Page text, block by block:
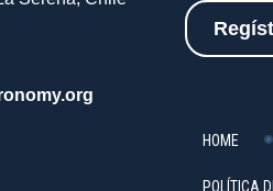
HOME
POLÍTICA